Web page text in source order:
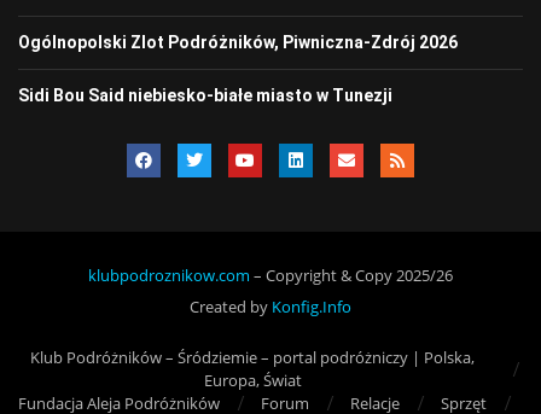
Ogólnopolski Zlot Podróżników, Piwniczna-Zdrój 2026
Sidi Bou Said niebiesko-białe miasto w Tunezji
klubpodroznikow.com – Copyright & Copy 2025/26
Created by Konfig.Info
Klub Podróżników – Śródziemie – portal podróżniczy | Polska,
Europa, Świat
Fundacja Aleja Podróżników
Forum Relacje Sprzęt